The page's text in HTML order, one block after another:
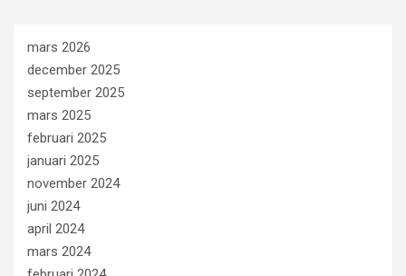
mars 2026
december 2025
september 2025
mars 2025
februari 2025
januari 2025
november 2024
juni 2024
april 2024
mars 2024